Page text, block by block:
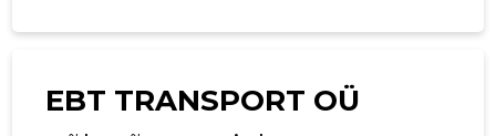
EBT TRANSPORT OÜ